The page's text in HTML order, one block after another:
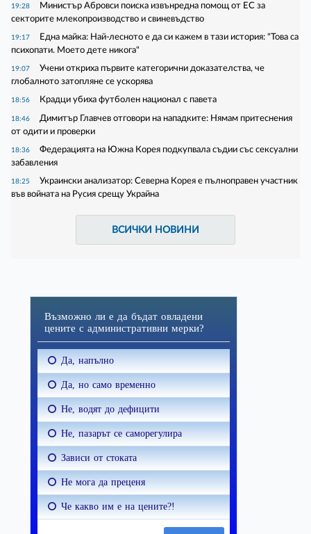
19:28
Министър Абровси поиска извънредна помощ от ЕС за
секторите млекопроизводство и свиневъдство
19:17
Една майка: Най-лесното е да си кажем в тази история: "Това са
психопати. Моето дете никога"
19:07
Учени откриха първите категорични доказателства, че
глобалното затопляне се ускорява
18:56 Крадци убиха футболен национал с павета
18:46
Димитър Главчев отговори на нападките: Нямам притеснения
от одити и проверки
18:36
Федерацията на Южна Корея подкупвала съдии със сексуални
забавления
18:25
Украински анализатор: Северна Корея е пълноправен участник
във войната на Русия срещу Украйна
ВСИЧКИ НОВИНИ